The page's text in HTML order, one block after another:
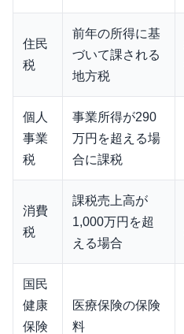
住民
税
前年の所得に基
づいて課される
地方税
個人
事業
税
事業所得が290
万円を超える場
合に課税
消費
税
課税売上高が
1,000万円を超
える場合
国民
健康
保険
医療保険の保険
料